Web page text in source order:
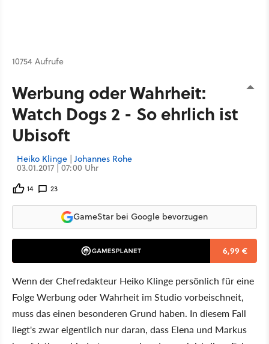
10754 Aufrufe
Werbung oder Wahrheit:
Watch Dogs 2 - So ehrlich ist
Ubisoft
Heiko Klinge | Johannes Rohe
03.01.2017 | 07:00 Uhr
14 23
GameStar bei Google bevorzugen
6,99 €
Wenn der Chefredakteur Heiko Klinge persönlich für eine
Folge Werbung oder Wahrheit im Studio vorbeischneit,
muss das einen besonderen Grund haben. In diesem Fall
liegt's zwar eigentlich nur daran, dass Elena und Markus